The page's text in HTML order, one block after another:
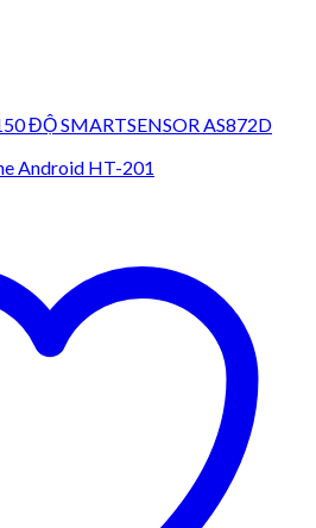
ĐỘ SMARTSENSOR AS872D